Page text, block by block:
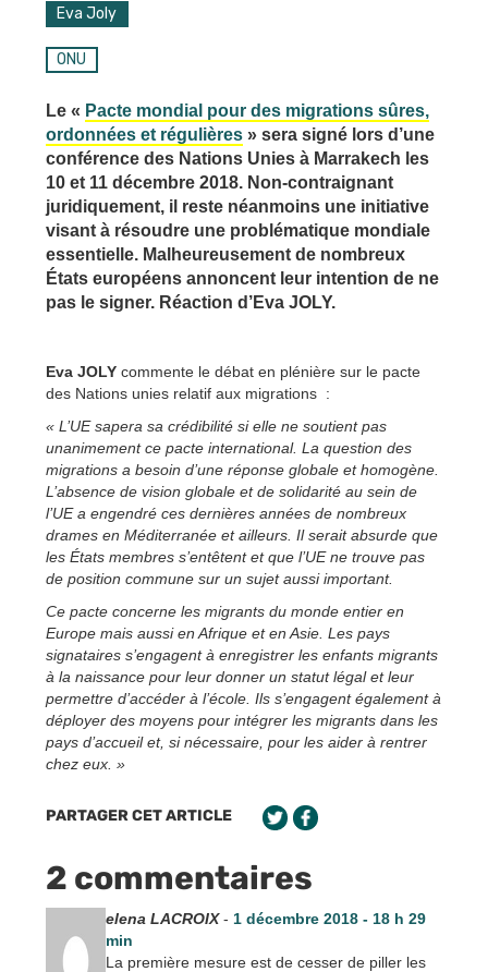
Eva Joly
ONU
Le « Pacte mondial pour des migrations sûres,
ordonnées et régulières » sera signé lors d’une
conférence des Nations Unies à Marrakech les
10 et 11 décembre 2018. Non-contraignant
juridiquement, il reste néanmoins une initiative
visant à résoudre une problématique mondiale
essentielle. Malheureusement de nombreux
États européens annoncent leur intention de ne
pas le signer. Réaction d’Eva JOLY.
Eva JOLY commente le débat en plénière sur le pacte
des Nations unies relatif aux migrations :
« L’UE sapera sa crédibilité si elle ne soutient pas
unanimement ce pacte international. La question des
migrations a besoin d’une réponse globale et homogène.
L’absence de vision globale et de solidarité au sein de
l’UE a engendré ces dernières années de nombreux
drames en Méditerranée et ailleurs. Il serait absurde que
les États membres s’entêtent et que l’UE ne trouve pas
de position commune sur un sujet aussi important.
Ce pacte concerne les migrants du monde entier en
Europe mais aussi en Afrique et en Asie. Les pays
signataires s’engagent à enregistrer les enfants migrants
à la naissance pour leur donner un statut légal et leur
permettre d’accéder à l’école. Ils s’engagent également à
déployer des moyens pour intégrer les migrants dans les
pays d’accueil et, si nécessaire, pour les aider à rentrer
chez eux. »
PARTAGER CET ARTICLE
2 commentaires
elena LACROIX- 1 décembre 2018 - 18 h 29
min
La première mesure est de cesser de piller les